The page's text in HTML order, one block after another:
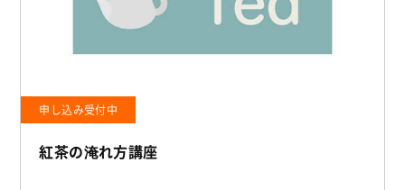
申し込み受付中
紅茶の淹れ方講座